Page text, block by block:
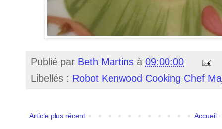
Publié par Beth Martins à 09:00:00
Libellés : Robot Kenwood Cooking Chef
Article plus récent Accueil